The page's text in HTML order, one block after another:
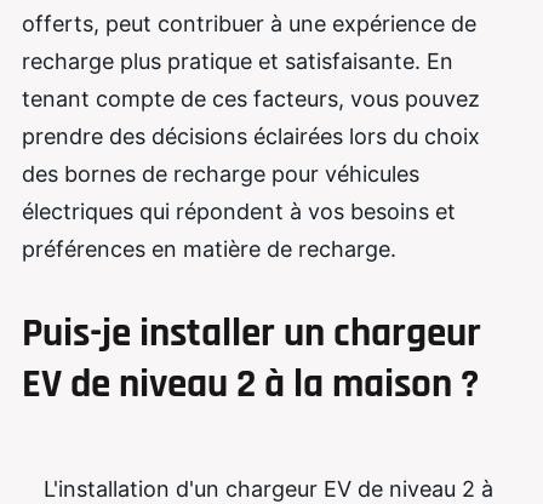
offerts, peut contribuer à une expérience de
recharge plus pratique et satisfaisante. En
tenant compte de ces facteurs, vous pouvez
prendre des décisions éclairées lors du choix
des bornes de recharge pour véhicules
électriques qui répondent à vos besoins et
préférences en matière de recharge.
Puis-je installer un chargeur
EV de niveau 2 à la maison ?
L'installation d'un chargeur EV de niveau 2 à